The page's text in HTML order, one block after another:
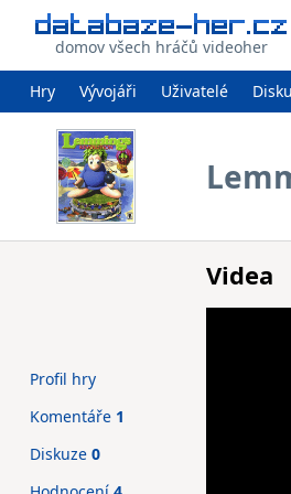
domov všech hráčů videoher
Hry Vývojáři Uživatelé
Videa
Profil hry
Komentáře 1
Diskuze 0